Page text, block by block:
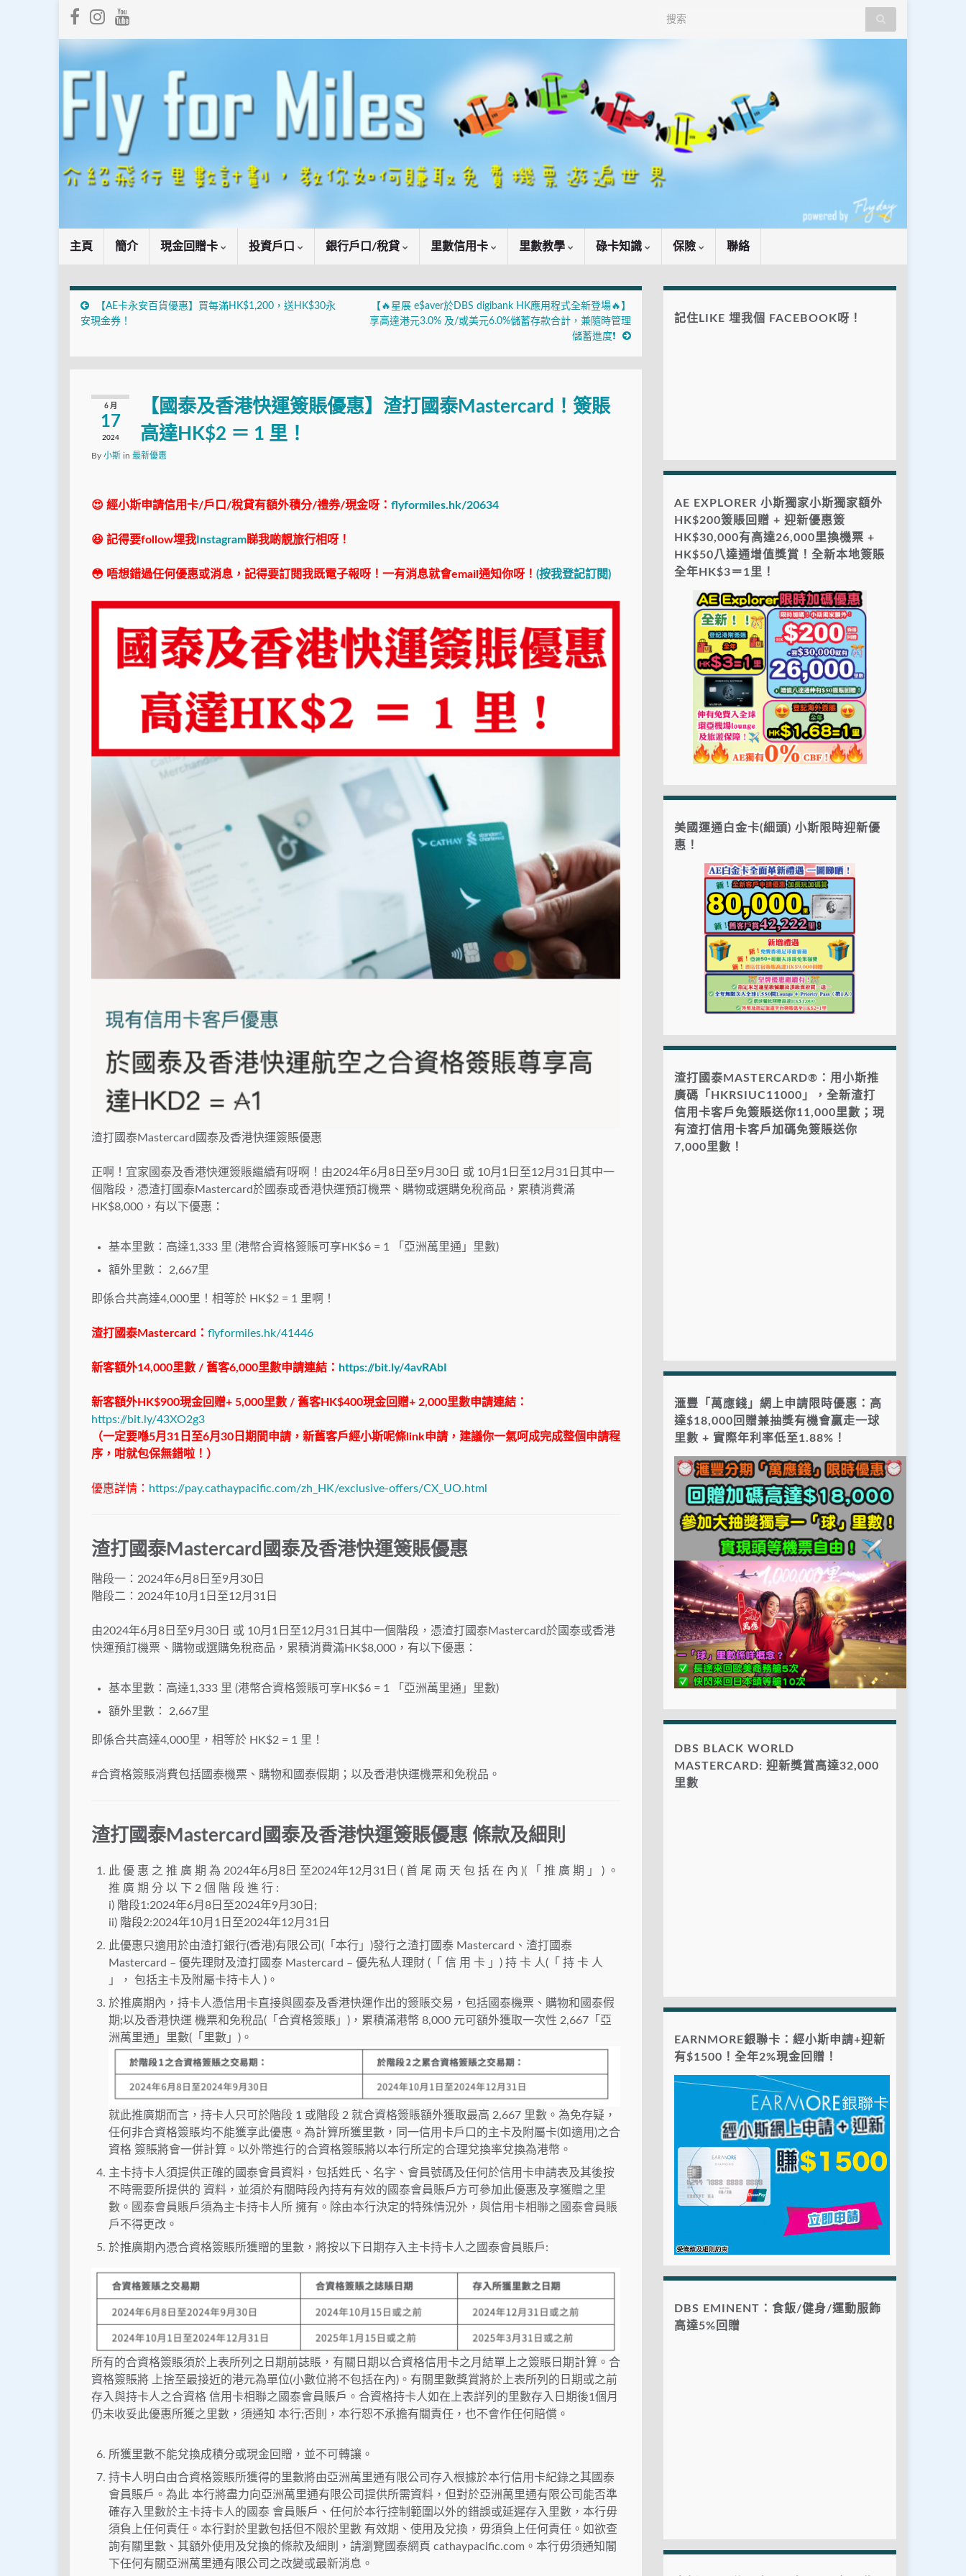
Search for:
主頁 簡介 現金回贈卡 投資戶口 銀行戶口/稅貸 里數信用卡 里數教學 碌卡知識 保險 聯絡
【AE卡永安百貨優惠】買每滿HK$1,200，送HK$30永
安現金券！
【🔥星展 e$aver於DBS digibank HK應用程式全新登場🔥】
享高達港元3.0% 及/或美元6.0%儲蓄存款合計，兼隨時管理
儲蓄進度❗
6 月
17
2024
【國泰及香港快運簽賬優惠】渣打國泰Mastercard！簽賬
高達HK$2 ＝ 1 里！
By 小斯 in 最新優惠
😍 經小斯申請信用卡/戶口/稅貸有額外積分/禮券/現金呀： flyformiles.hk/20634
😆 記得要follow埋我 Instagram睇我啲靚旅行相呀！
😳 唔想錯過任何優惠或消息，記得要訂閱我既電子報呀！一有消息就會email通知你呀！ (按我登記訂閱)
渣打國泰Mastercard國泰及香港快運簽賬優惠
正啊！宜家國泰及香港快運簽賬繼續有呀啊！由2024年6月8日至9月30日 或 10月1日至12月31日其中一
個階段，憑渣打國泰Mastercard於國泰或香港快運預訂機票、購物或選購免稅商品，累積消費滿
HK$8,000，有以下優惠：
基本里數：高達1,333 里 (港幣合資格簽賬可享HK$6 = 1 「亞洲萬里通」里數)
額外里數： 2,667里
即係合共高達4,000里！相等於 HK$2 = 1 里啊！
渣打國泰Mastercard： flyformiles.hk/41446
新客額外14,000里數 / 舊客6,000里數申請連結： https://bit.ly/4avRAbI
新客額外HK$900現金回贈+ 5,000里數 / 舊客HK$400現金回贈+ 2,000里數申請連結：
https://bit.ly/43XO2g3
（一定要喺5月31日至6月30日期間申請，新舊客戶經小斯呢條link申請，建議你一氣呵成完成整個申請程
序，咁就包保無錯啦！）
優惠詳情： https://pay.cathaypacific.com/zh_HK/exclusive-offers/CX_UO.html
渣打國泰Mastercard國泰及香港快運簽賬優惠
階段一：2024年6月8日至9月30日
階段二：2024年10月1日至12月31日
由2024年6月8日至9月30日 或 10月1日至12月31日其中一個階段，憑渣打國泰Mastercard於國泰或香港
快運預訂機票、購物或選購免稅商品，累積消費滿HK$8,000，有以下優惠：
基本里數：高達1,333 里 (港幣合資格簽賬可享HK$6 = 1 「亞洲萬里通」里數)
額外里數： 2,667里
即係合共高達4,000里，相等於 HK$2 = 1 里！
#合資格簽賬消費包括國泰機票、購物和國泰假期；以及香港快運機票和免稅品。
渣打國泰Mastercard國泰及香港快運簽賬優惠 條款及細則
此 優 惠 之 推 廣 期 為 2024年6月8日 至2024年12月31日 ( 首 尾 兩 天 包 括 在 內 )( 「 推 廣 期 」 ) 。
推 廣 期 分 以 下 2 個 階 段 進 行 :
i) 階段1:2024年6月8日至2024年9月30日;
ii) 階段2:2024年10月1日至2024年12月31日
此優惠只適用於由渣打銀行(香港)有限公司(「本行」)發行之渣打國泰 Mastercard、渣打國泰
Mastercard – 優先理財及渣打國泰 Mastercard – 優先私人理財 (「 信 用 卡 」) 持 卡 人(「 持 卡 人
」， 包括主卡及附屬卡持卡人 )。
於推廣期內，持卡人憑信用卡直接與國泰及香港快運作出的簽賬交易，包括國泰機票、購物和國泰假
期;以及香港快運 機票和免稅品(「合資格簽賬」)，累積滿港幣 8,000 元可額外獲取一次性 2,667「亞
洲萬里通」里數(「里數」)。
就此推廣期而言，持卡人只可於階段 1 或階段 2 就合資格簽賬額外獲取最高 2,667 里數。為免存疑，
任何非合資格簽賬均不能獲享此優惠。為計算所獲里數，同一信用卡戶口的主卡及附屬卡(如適用)之合
資格 簽賬將會一併計算。以外幣進行的合資格簽賬將以本行所定的合理兌換率兌換為港幣。
主卡持卡人須提供正確的國泰會員資料，包括姓氏、名字、會員號碼及任何於信用卡申請表及其後按
不時需要所提供的 資料，並須於有關時段內持有有效的國泰會員賬戶方可參加此優惠及享獲贈之里
數。國泰會員賬戶須為主卡持卡人所 擁有。除由本行決定的特殊情況外，與信用卡相聯之國泰會員賬
戶不得更改。
於推廣期內憑合資格簽賬所獲贈的里數，將按以下日期存入主卡持卡人之國泰會員賬戶:
所有的合資格簽賬須於上表所列之日期前誌賬，有關日期以合資格信用卡之月結單上之簽賬日期計算。合
資格簽賬將 上捨至最接近的港元為單位(小數位將不包括在內)。有關里數獎賞將於上表所列的日期或之前
存入與持卡人之合資格 信用卡相聯之國泰會員賬戶。合資格持卡人如在上表詳列的里數存入日期後1個月
仍未收妥此優惠所獲之里數，須通知 本行;否則，本行恕不承擔有關責任，也不會作任何賠償。
所獲里數不能兌換成積分或現金回贈，並不可轉讓。
持卡人明白由合資格簽賬所獲得的里數將由亞洲萬里通有限公司存入根據於本行信用卡紀錄之其國泰
會員賬戶。為此 本行將盡力向亞洲萬里通有限公司提供所需資料，但對於亞洲萬里通有限公司能否準
確存入里數於主卡持卡人的國泰 會員賬戶、任何於本行控制範圍以外的錯誤或延遲存入里數，本行毋
須負上任何責任。本行對於里數包括但不限於里數 有效期、使用及兌換，毋須負上任何責任。如欲查
詢有關里數、其額外使用及兌換的條款及細則，請瀏覽國泰網頁 cathaypacific.com。本行毋須通知閣
下任何有關亞洲萬里通有限公司之改變或最新消息。
記住LIKE 埋我個 FACEBOOK呀！
AE EXPLORER 小斯獨家小斯獨家額外
HK$200簽賬回贈 + 迎新優惠簽
HK$30,000有高達26,000里換機票 +
HK$50八達通增值獎賞！全新本地簽賬
全年HK$3＝1里！
美國運通白金卡(細頭) 小斯限時迎新優
惠！
渣打國泰MASTERCARD®：用小斯推
廣碼「HKRSIUC11000」，全新渣打
信用卡客戶免簽賬送你11,000里數；現
有渣打信用卡客戶加碼免簽賬送你
7,000里數！
滙豐「萬應錢」網上申請限時優惠：高
達$18,000回贈兼抽獎有機會贏走一球
里數 + 實際年利率低至1.88%！
DBS BLACK WORLD
MASTERCARD: 迎新獎賞高達32,000
里數
EARNMORE銀聯卡：經小斯申請+迎新
有$1500！全年2%現金回贈！
DBS EMINENT：食飯/健身/運動服飾
高達5%回贈